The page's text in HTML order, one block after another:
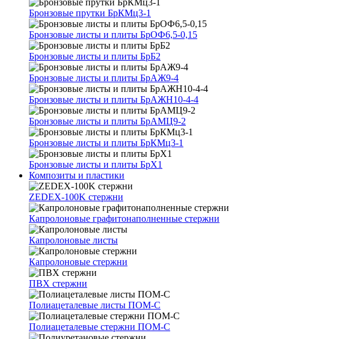
Бронзовые прутки БрКМц3-1
Бронзовые листы и плиты БрОФ6,5-0,15
Бронзовые листы и плиты БрБ2
Бронзовые листы и плиты БрАЖ9-4
Бронзовые листы и плиты БрАЖН10-4-4
Бронзовые листы и плиты БрАМЦ9-2
Бронзовые листы и плиты БрКМц3-1
Бронзовые листы и плиты БрХ1
Композиты и пластики
ZEDEX-100K стержни
Капролоновые графитонаполненные стержни
Капролоновые листы
Капролоновые стержни
ПВХ стержни
Полиацеталевые листы ПОМ-С
Полиацеталевые стержни ПОМ-С